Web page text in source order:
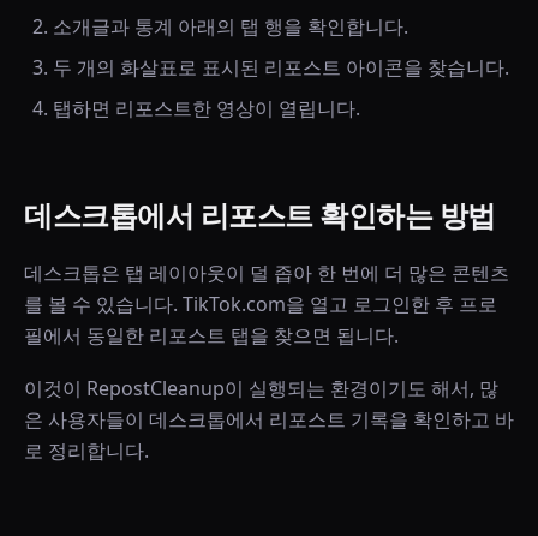
소개글과 통계 아래의 탭 행을 확인합니다.
두 개의 화살표로 표시된 리포스트 아이콘을 찾습니다.
탭하면 리포스트한 영상이 열립니다.
데스크톱에서 리포스트 확인하는 방법
데스크톱은 탭 레이아웃이 덜 좁아 한 번에 더 많은 콘텐츠
를 볼 수 있습니다. TikTok.com을 열고 로그인한 후 프로
필에서 동일한 리포스트 탭을 찾으면 됩니다.
이것이 RepostCleanup이 실행되는 환경이기도 해서, 많
은 사용자들이 데스크톱에서 리포스트 기록을 확인하고 바
로 정리합니다.